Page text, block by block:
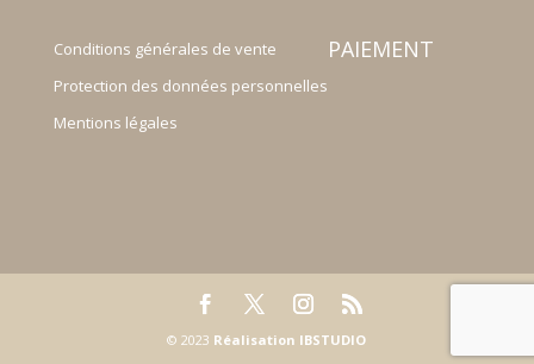
Conditions générales de vente
Protection des données personnelles
Mentions légales
PAIEMENT
© 2023 Réalisation IBSTUDIO